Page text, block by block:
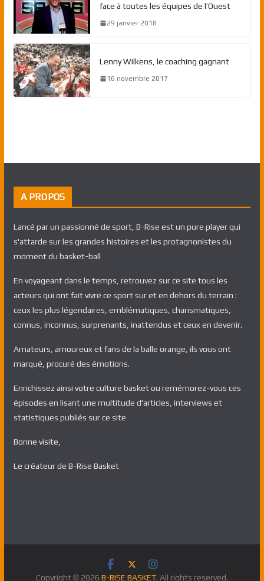
face à toutes les équipes de l’Ouest
29 janvier 2018
Lenny Wilkens, le coaching gagnant
16 novembre 2017
A PROPOS
Lancé par un passionné de sport, B-Rise est un pure player qui
s'attarde sur les grandes histoires et les protagnonistes du
moment du basket-ball
En voyageant dans le temps, retrouvez sur ce site tous les
acteurs qui ont fait vivre ce sport sur et en dehors du terrain :
ceux les plus légendaires, emblématiques, charismatiques,
connus, inconnus, surprenants, inattendus et ceux en devenir.
Amateurs, amoureux et fans de la balle orange, ils vous ont
marqué, procuré des émotions.
Enrichissez ainsi votre culture basket ou remémorez-vous ces
épisodes en lisant une multitude d'articles, interviews et
statistiques publiés sur ce site
Bonne visite,
Le créateur de B-Rise Basket
Copyright © 2026 B-RISE BASKET. All rights reserved.